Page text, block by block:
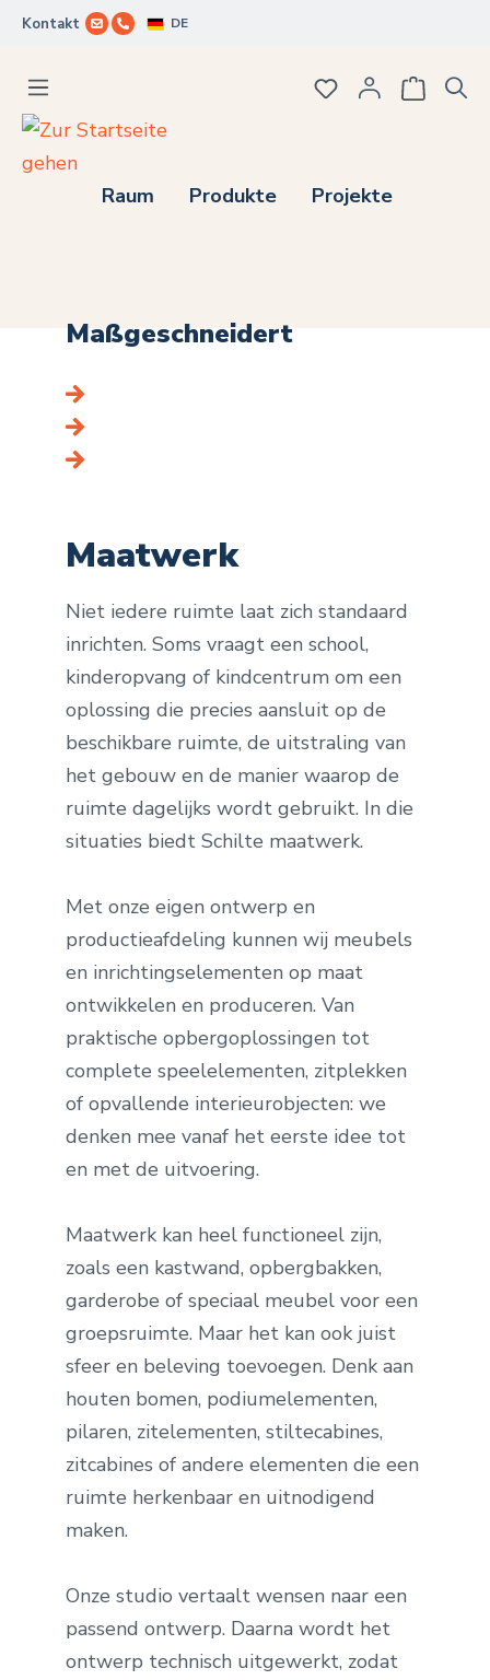
Zum Hauptinhalt springen
Kontakt DE
Raum Produkte Projekte
Du hast 0
Maßgeschneidert
Maatwerk
Niet iedere ruimte laat zich standaard
inrichten. Soms vraagt een school,
kinderopvang of kindcentrum om een
oplossing die precies aansluit op de
beschikbare ruimte, de uitstraling van
het gebouw en de manier waarop de
ruimte dagelijks wordt gebruikt. In die
situaties biedt Schilte maatwerk.
Met onze eigen ontwerp en
productieafdeling kunnen wij meubels
en inrichtingselementen op maat
ontwikkelen en produceren. Van
praktische opbergoplossingen tot
complete speelelementen, zitplekken
of opvallende interieurobjecten: we
denken mee vanaf het eerste idee tot
en met de uitvoering.
Maatwerk kan heel functioneel zijn,
zoals een kastwand, opbergbakken,
garderobe of speciaal meubel voor een
groepsruimte. Maar het kan ook juist
sfeer en beleving toevoegen. Denk aan
houten bomen, podiumelementen,
pilaren, zitelementen, stiltecabines,
zitcabines of andere elementen die een
ruimte herkenbaar en uitnodigend
maken.
Onze studio vertaalt wensen naar een
passend ontwerp. Daarna wordt het
ontwerp technisch uitgewerkt, zodat